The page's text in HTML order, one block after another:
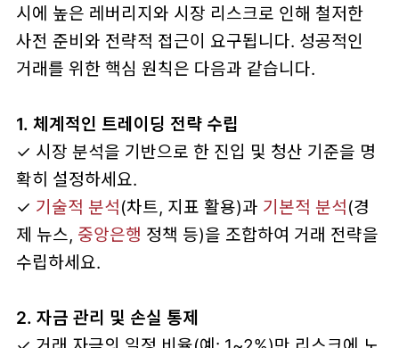
시에 높은 레버리지와 시장 리스크로 인해 철저한
사전 준비와 전략적 접근이 요구됩니다. 성공적인
거래를 위한 핵심 원칙은 다음과 같습니다.
1. 체계적인 트레이딩 전략 수립
✓ 시장 분석을 기반으로 한 진입 및 청산 기준을 명
확히 설정하세요.
✓ 기술적 분석(차트, 지표 활용)과 기본적 분석(경
제 뉴스, 중앙은행 정책 등)을 조합하여 거래 전략을
수립하세요.
2. 자금 관리 및 손실 통제